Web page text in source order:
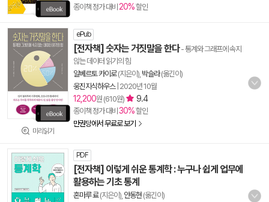
종이책 정가 대비 20%할인
미리읽기
ePub
[전자책] 숫자는 거짓말을 한다- 통계와 그래프에 속지
않는 데이터 읽기의 힘
알베르토 카이로(지은이), 박슬라(옮긴이)
웅진지식하우스| 2020년 10월
12,200원 (610원) 9.4
종이책 정가 대비 30%할인
만권당에서 무료로 보기
PDF
[전자책] 이렇게 쉬운 통계학 : 누구나 쉽게 업무에
활용하는 기초 통계
혼마루 료(지은이), 안동현 (옮긴이)